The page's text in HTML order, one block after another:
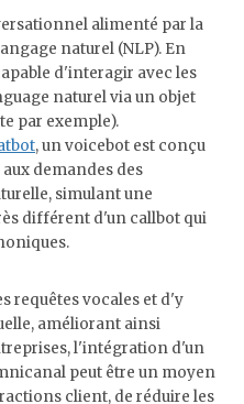
alimenté par la
naturel (NLP). En
d'interagir avec les
naturel via un objet
par exemple).
, un voicebot est conçu
demandes des
simulant une
différent d'un callbot qui
requêtes vocales et d'y
améliorant ainsi
l'intégration d'un
peut être un moyen
client, de réduire les